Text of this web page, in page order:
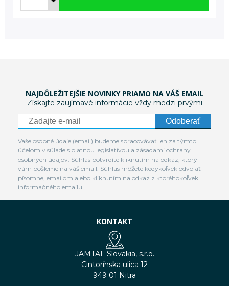
NAJDÔLEŽITEJŠIE NOVINKY PRIAMO NA VÁŠ EMAIL
Získajte zaujímavé informácie vždy medzi prvými
Odoberať
Vaše osobné údaje (email) budeme spracovávať len za týmto
účelom v súlade s platnou legislatívou a zásadami ochrany
osobných údajov. Súhlas potvrdíte kliknutím na odkaz, ktorý
vám pošleme na váš email. Súhlas môžete kedykoľvek odvolať
písomne, emailom alebo kliknutím na odkaz z ktoréhokoľvek
informačného emailu.
KONTAKT
JAMTAL Slovakia, s.r.o.
Cintorínska ulica 12
949 01 Nitra